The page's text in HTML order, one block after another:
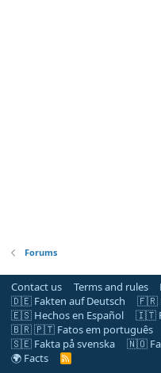
Forums
Contact us Terms and rules
🇩🇪 Fakten auf Deutsch
🇫🇷
🇪🇸 Hechos en Español
🇮🇹
🇧🇷 🇵🇹 Fatos em português
🇸🇪 Fakta på svenska
🇳🇴
🌍 Facts
R